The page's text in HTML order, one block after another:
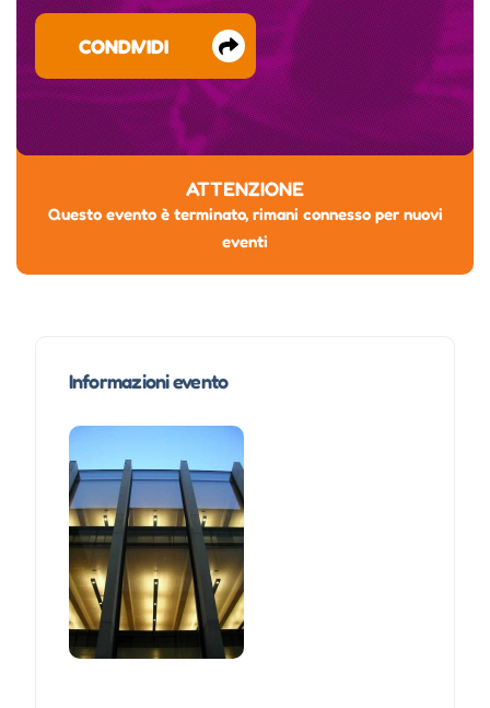
CONDIVIDI
ATTENZIONE
Questo evento è terminato, rimani connesso per nuovi
eventi
Informazioni evento